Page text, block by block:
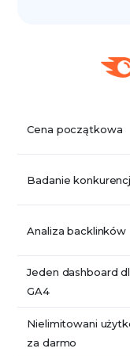
Cena początkowa
Badanie
Analiza backlinków
Jeden dashboard
GA4
Nielimitowani
za darmo